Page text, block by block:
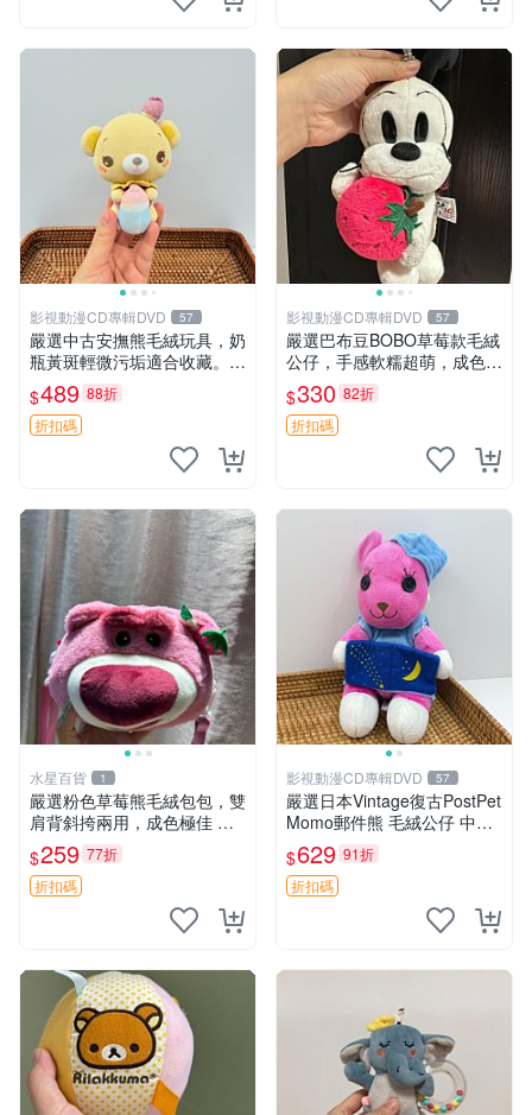
影視動漫CD專輯DVD 57
嚴選中古安撫熊毛絨玩具，奶
瓶黃斑輕微污垢適合收藏。默
認兩日發貨，全國快遞隨機派
送。 成色如圖可放心購買，
輕微瑕疵和臟污不影響使用。
安撫熊 中古玩偶 毛
$489 88折
折扣碼
影視動漫CD專輯DVD 57
嚴選巴布豆BOBO草莓款毛絨
公仔，手感軟糯超萌，成色優
良適合作為收藏品或包包配
飾。可視頻確認詳情。 巴布
豆 BOBO 草莓 毛絨公仔 收藏
$330 82折
折扣碼
水星百貨 1
嚴選粉色草莓熊毛絨包包，雙
肩背斜挎兩用，成色極佳 精
準關鍵詞：草莓熊 包包 毛絨
$259 77折
折扣碼
影視動漫CD專輯DVD 57
嚴選日本Vintage復古PostPet
Momo郵件熊 毛絨公仔 中古
玩偶 快遞包到 默認次日達 po
stpet momo 玩具 玩偶
$629 91折
折扣碼